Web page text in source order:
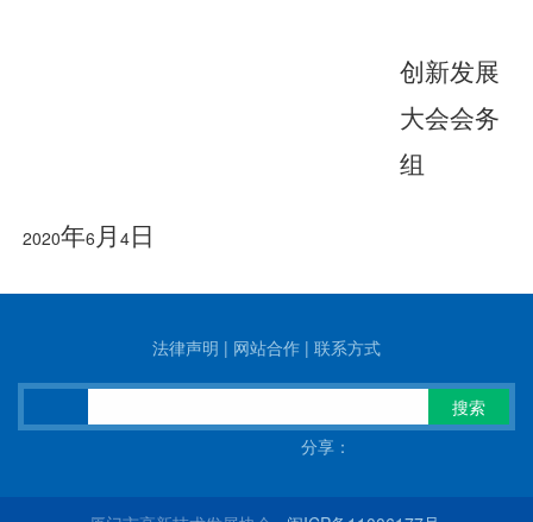
创新发展
大会会务
组
2020年6 月 4 日
法律声明 | 网站合作 | 联系方式
搜索
分享：